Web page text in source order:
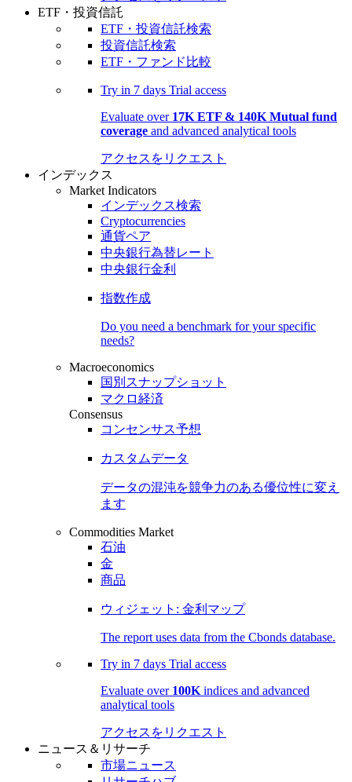
ETF・投資信託
ETF・投資信託検索
投資信託検索
ETF・ファンド比較
Try in 7 days Trial access
Evaluate over 17K ETF & 140K Mutual fund
coverage and advanced analytical tools
アクセスをリクエスト
インデックス
Market Indicators
インデックス検索
Cryptocurrencies
通貨ペア
中央銀行為替レート
中央銀行金利
指数作成
Do you need a benchmark for your specific
needs?
Macroeconomics
国別スナップショット
マクロ経済
Consensus
コンセンサス予想
カスタムデータ
データの混沌を競争力のある優位性に変え
ます
Commodities Market
石油
金
商品
ウィジェット: 金利マップ
The report uses data from the Cbonds database.
Try in 7 days Trial access
Evaluate over 100K indices and advanced
analytical tools
アクセスをリクエスト
ニュース＆リサーチ
市場ニュース